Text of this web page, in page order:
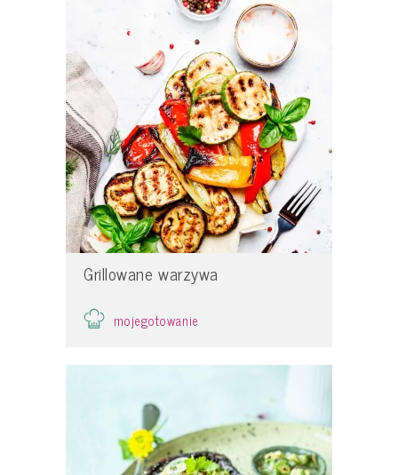
Grillowane warzywa
mojegotowanie